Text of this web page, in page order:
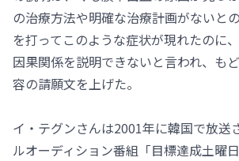
の治療方法や明確な治療計画がないと
を打ってこのような症状が現れたのに
因果関係を説明できないと言われ、も
容の請願文を上げた。
イ・テグンさんは2001年に韓国で放送
ルオーディション番組「目標達成土曜